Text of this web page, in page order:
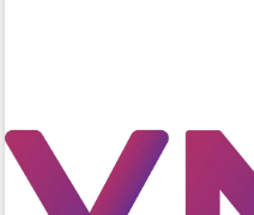
chuyển đổi số giai đoạn 2026 – 2030
với Tập đoàn Bưu chính Viễn thông
Việt Nam
Thứ trưởng Bộ Y tế làm việc với tỉnh